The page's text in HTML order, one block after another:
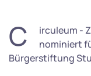
C
irculeum -
nominiert
Bürgerstiftung